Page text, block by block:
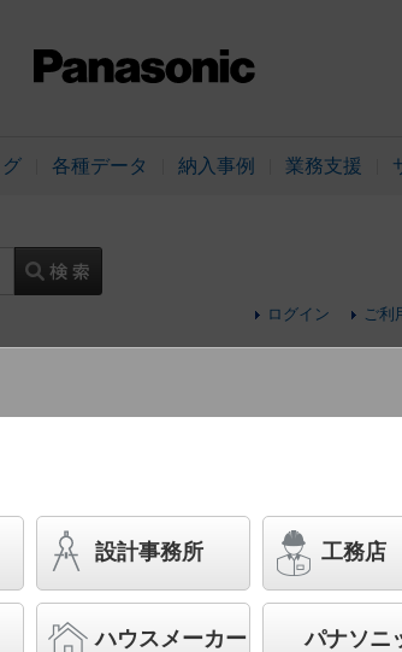
各種データ 納入事例 業務支援
ログイン ご利
井埋込型 LED（昼白色） 軒下用ダウン
角タイプ・光源遮光角15度 防雨型／埋
1灯器具相当 LED 60形
先端SSL商品※（長寿命・省電力のLEDを主照明に
設計事務所 工務店
ハウスメーカー パナソニ